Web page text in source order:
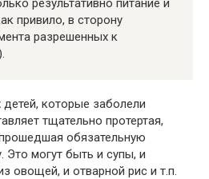
результативно питание и
привило, в сторону
разрешенных к
которые заболели
тщательно протертая,
обязательную
Это могут быть и супы, и
овощей, и отварной рис и т.п.